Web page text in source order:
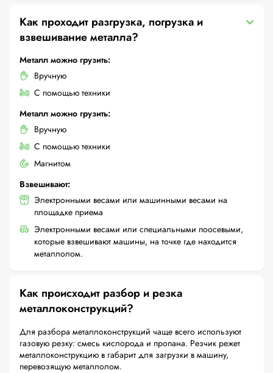
Как проходит разгрузка, погрузка и
взвешивание металла?
Металл можно грузить:
Вручную
С помощью техники
Металл можно грузить:
Вручную
С помощью техники
Магнитом
Взвешивают:
Электронными весами или машинными весами на
площадке приема
Электронными весами или специальными поосевыми,
которые взвешивают машины, на точке где находится
металлолом.
Как происходит разбор и резка
металлоконструкций?
Для разбора металлоконструкций чаще всего используют
газовую резку: смесь кислорода и пропана. Резчик режет
металлоконструкцию в габарит для загрузки в машину,
перевозящую металлолом.